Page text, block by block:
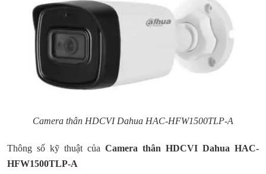
Camera thân HDCVI Dahua HAC-HFW1500TLP-A
Thông số kỹ thuật của Camera thân HDCVI Dahua HAC-
HFW1500TLP-A